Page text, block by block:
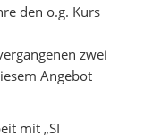
den o.g. Kurs
zwei
Angebot
mit „SI